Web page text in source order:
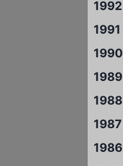
1992
1991
1990
1989
1988
1987
1986